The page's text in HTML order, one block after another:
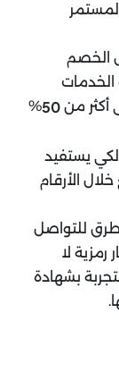
الخصم
الخدمات
أكثر من 50
%
يستفيد
الأرقام
للتواصل
لا
بشهادة